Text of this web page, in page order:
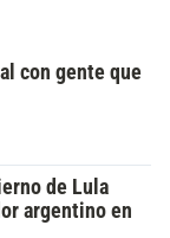
con gente que
de Lula
argentino en